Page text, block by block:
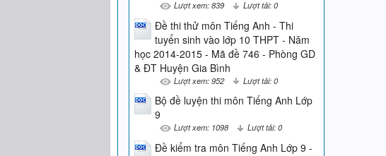
Lượt xem: 839 Lượt tải: 0
Đề thi thử môn Tiếng Anh - Thi
tuyển sinh vào lớp 10 THPT - Năm
học 2014-2015 - Mã đề 746 - Phòng GD
& ĐT Huyện Gia Bình
Lượt xem: 952 Lượt tải: 0
Bộ đề luyện thi môn Tiếng Anh Lớp
9
Lượt xem: 1098 Lượt tải: 0
Đề kiểm tra môn Tiếng Anh Lớp 9 -